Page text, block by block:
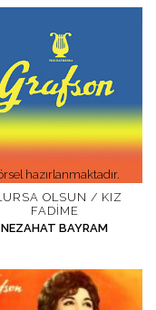
hazırlanmaktadır.
OLSUN / KIZ
FADIME
NEZAHAT BAYRAM